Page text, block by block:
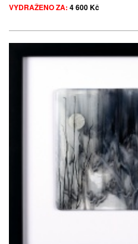
VYDRAŽENO ZA: 4 600 Kč